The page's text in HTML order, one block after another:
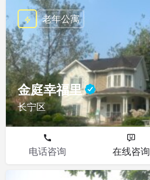
金庭幸福里
长宁区
老年公寓
电话咨询 在线咨询